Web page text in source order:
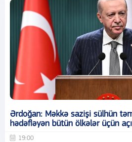
Ərdoğan: Məkkə sazişi sülhün
hədəfləyən bütün ölkələr üçün
19:00